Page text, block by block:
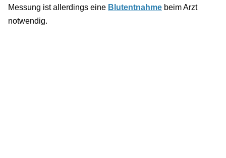
Messung ist allerdings eine Blutentnahme beim Arzt
notwendig.